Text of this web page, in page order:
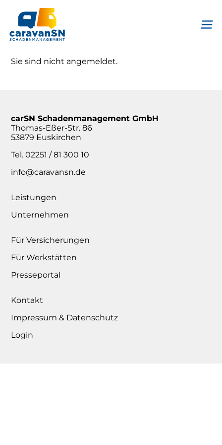
Sie sind nicht angemeldet.
carSN Schadenmanagement GmbH
Thomas-Eßer-Str. 86
53879 Euskirchen
Tel. 02251 / 81 300 10
info@caravansn.de
Leistungen
Unternehmen
Für Versicherungen
Für Werkstätten
Presseportal
Kontakt
Impressum & Datenschutz
Login